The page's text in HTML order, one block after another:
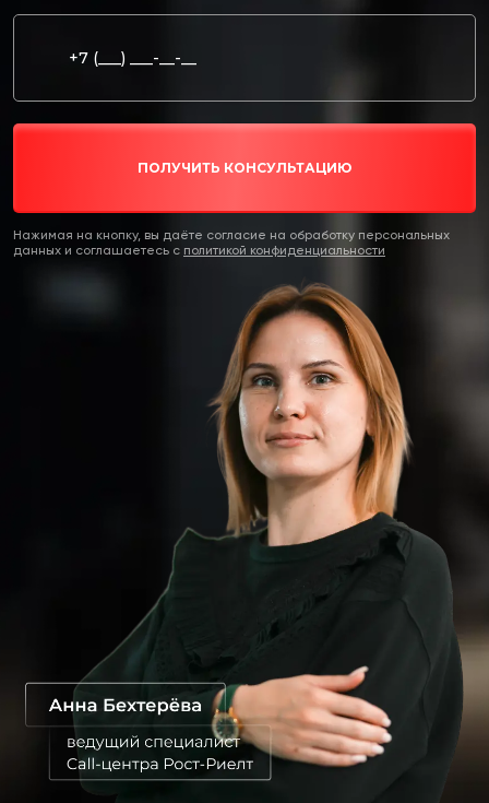
ПОЛУЧИТЬ КОНСУЛЬТАЦИЮ
Нажимая на кнопку, вы даёте согласие на обработку персональных
данных и соглашаетесь c политикой конфиденциальности